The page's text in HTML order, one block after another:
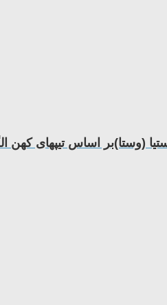
(وستا)بر اساس تیپهای کهن